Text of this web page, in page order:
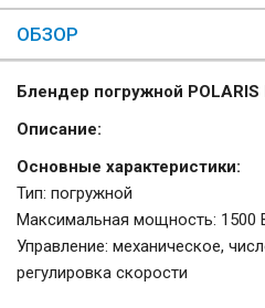
ОБЗОР
Блендер погружной POLARIS
Описание:
Основные характеристики:
Тип: погружной
Максимальная мощность: 1500
Управление: механическое,
регулировка скорости